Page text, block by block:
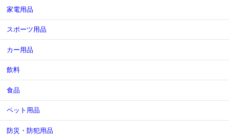
家電用品
スポーツ用品
カー用品
飲料
食品
ペット用品
防災・防犯用品